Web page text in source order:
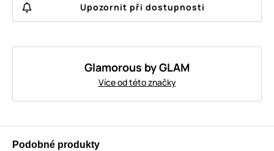
Upozornit při dostupnosti
Glamorous by GLAM
Více od této značky
Podobné produkty